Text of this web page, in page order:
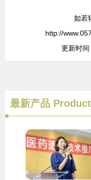
如若
http://
更新时
最新产品 Product